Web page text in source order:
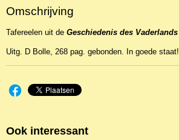
Omschrijving
Tafereelen uit de Geschiedenis des Vaderlands
Uitg. D Bolle, 268 pag. gebonden. In goede staat!
Ook interessant